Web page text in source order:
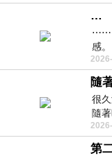
…
⋯⋯
感
昨中
隨
很
隨
接
第